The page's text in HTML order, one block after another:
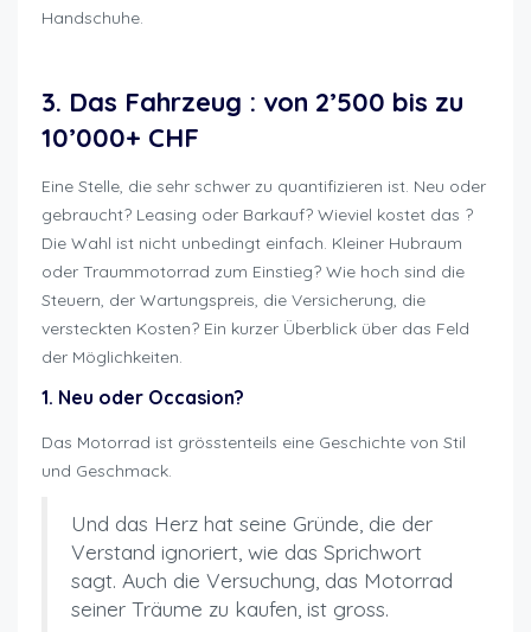
Handschuhe.
3. Das Fahrzeug : von 2’500 bis zu
10’000+ CHF
Eine Stelle, die sehr schwer zu quantifizieren ist. Neu oder
gebraucht? Leasing oder Barkauf? Wieviel kostet das ?
Die Wahl ist nicht unbedingt einfach. Kleiner Hubraum
oder Traummotorrad zum Einstieg? Wie hoch sind die
Steuern, der Wartungspreis, die Versicherung, die
versteckten Kosten? Ein kurzer Überblick über das Feld
der Möglichkeiten.
1. Neu oder Occasion?
Das Motorrad ist grösstenteils eine Geschichte von Stil
und Geschmack.
Und das Herz hat seine Gründe, die der
Verstand ignoriert, wie das Sprichwort
sagt. Auch die Versuchung, das Motorrad
seiner Träume zu kaufen, ist gross.